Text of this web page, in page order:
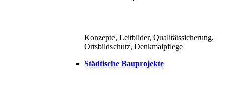
Konzepte, Leitbilder, Qualitätssicherung,
Ortsbildschutz, Denkmalpflege
Städtische Bauprojekte